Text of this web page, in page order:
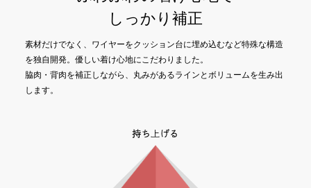
しっかり補正
素材だけでなく、ワイヤーをクッション台に埋め込むなど特殊な構造
を独自開発。優しい着け心地にこだわりました。
脇肉・背肉を補正しながら、丸みがあるラインとボリュームを生み出
します。